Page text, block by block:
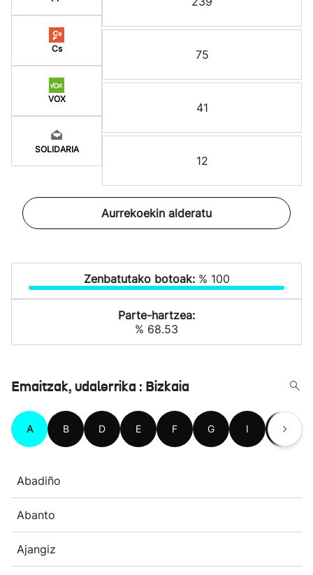
Cs
VOX
SOLIDARIA
75
41
12
Aurrekoekin alderatu
Zenbatutako botoak: % 100
Parte-hartzea:
% 68.53
Emaitzak, udalerrika : Bizkaia
A B D E F G I J
Abadiño
Abanto
Ajangiz